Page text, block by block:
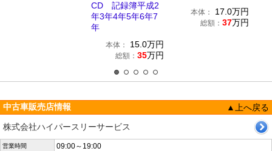
CD 記録簿平成2
年3年4年5年6年7
年
本体： 15.0万円
総額： 35万円
本体： 17.0万円
総額： 37万円
中古車販売店情報
▲上へ戻る
株式会社ハイパースリーサービス
営業時間 09:00～19:00